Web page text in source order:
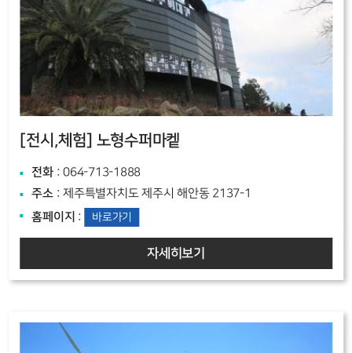
[전시,체험] 노형수퍼마켙
전화 : 064-713-1888
주소 : 제주특별자치도 제주시 해안동 2137-1
홈페이지 : 바로가기
자세히보기